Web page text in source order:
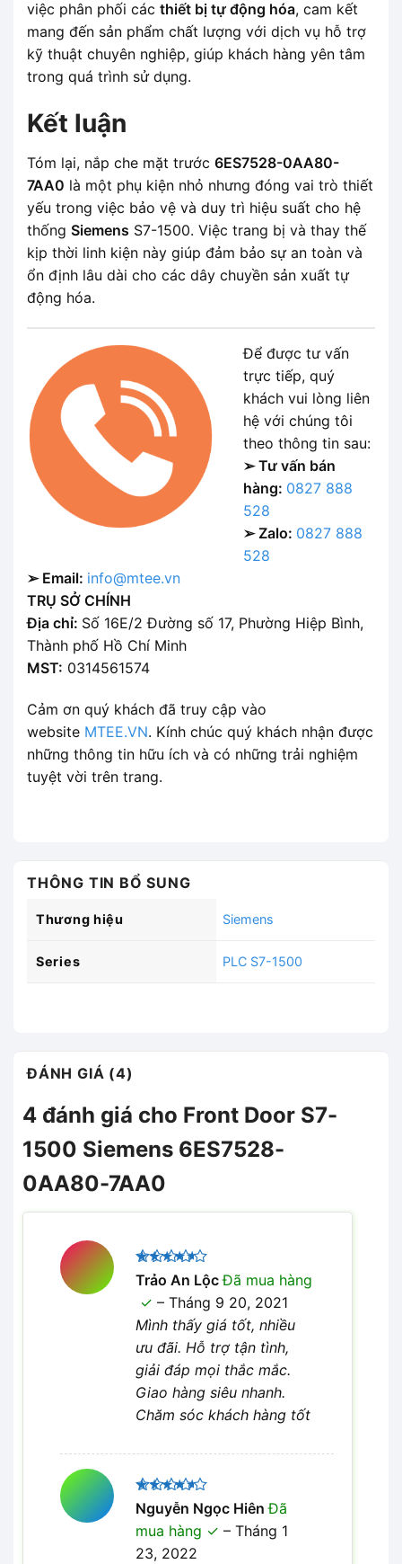
việc phân phối các thiết bị tự động hóa, cam kết
mang đến sản phẩm chất lượng với dịch vụ hỗ trợ
kỹ thuật chuyên nghiệp, giúp khách hàng yên tâm
trong quá trình sử dụng.
Kết luận
Tóm lại, nắp che mặt trước 6ES7528-0AA80-
7AA0 là một phụ kiện nhỏ nhưng đóng vai trò thiết
yếu trong việc bảo vệ và duy trì hiệu suất cho hệ
thống Siemens S7-1500. Việc trang bị và thay thế
kịp thời linh kiện này giúp đảm bảo sự an toàn và
ổn định lâu dài cho các dây chuyền sản xuất tự
động hóa.
Để được tư vấn
trực tiếp, quý
khách vui lòng liên
hệ với chúng tôi
theo thông tin sau:
➢ Tư vấn bán
hàng: 0827 888
528
➢ Zalo: 0827 888
528
➢ Email: info@mtee.vn
TRỤ SỞ CHÍNH
Địa chỉ: Số 16E/2 Đường số 17, Phường Hiệp Bình,
Thành phố Hồ Chí Minh
MST: 0314561574
Cảm ơn quý khách đã truy cập vào
website MTEE.VN. Kính chúc quý khách nhận được
những thông tin hữu ích và có những trải nghiệm
tuyệt vời trên trang.
THÔNG TIN BỔ SUNG
Thương hiệu Siemens
Series PLC S7-1500
ĐÁNH GIÁ (4)
4 đánh giá cho Front Door S7-
1500 Siemens 6ES7528-
0AA80-7AA0
Được
xếp hạng
45 sao
Trảo An LộcĐã mua hàng
– Tháng 9 20, 2021
Mình thấy giá tốt, nhiều
ưu đãi. Hỗ trợ tận tình,
giải đáp mọi thắc mắc.
Giao hàng siêu nhanh.
Chăm sóc khách hàng tốt
Được
xếp hạng
45 sao
Nguyễn Ngọc HiênĐã
mua hàng
– Tháng 1
23, 2022